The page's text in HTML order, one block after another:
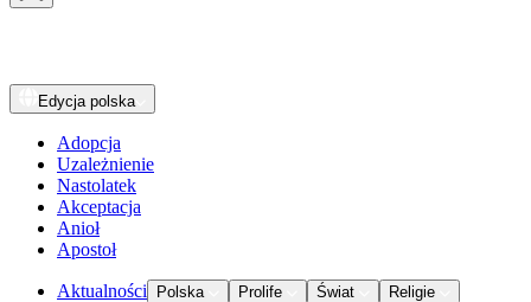
Edycja polska
Adopcja
Uzależnienie
Nastolatek
Akceptacja
Anioł
Apostoł
Aktualności Polska Prolife Świat
Religie